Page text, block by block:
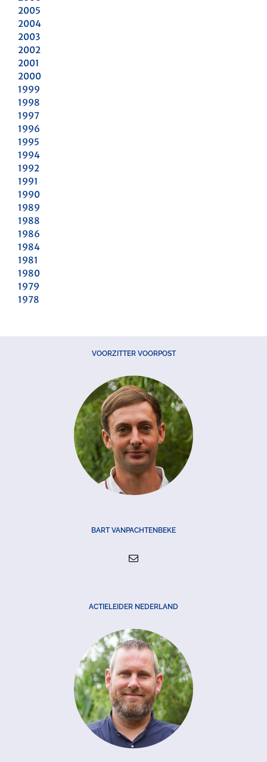
2005
2004
2003
2002
2001
2000
1999
1998
1997
1996
1995
1994
1992
1991
1990
1989
1988
1986
1984
1981
1980
1979
1978
VOORZITTER VOORPOST
BART VANPACHTENBEKE
ACTIELEIDER NEDERLAND